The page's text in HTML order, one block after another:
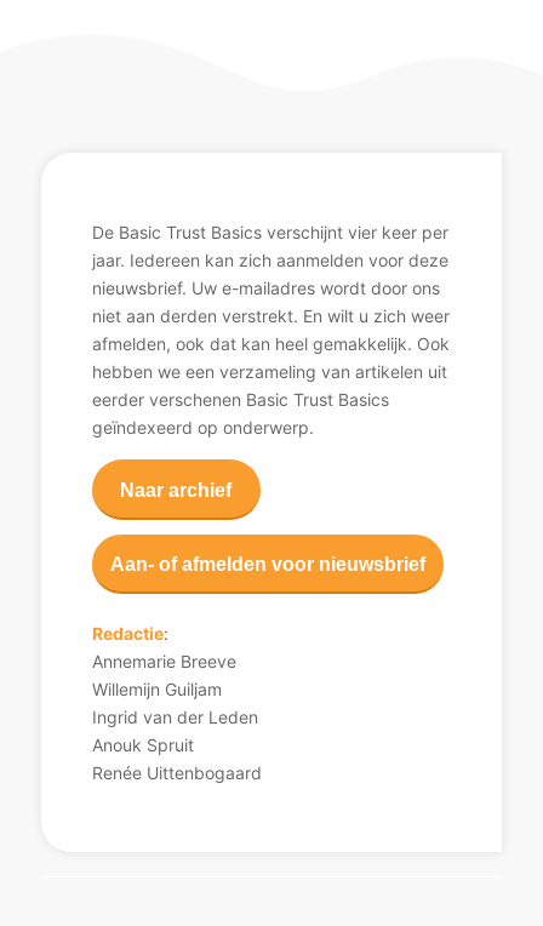
De Basic Trust Basics verschijnt vier keer per
jaar. Iedereen kan zich aanmelden voor deze
nieuwsbrief. Uw e-mailadres wordt door ons
niet aan derden verstrekt. En wilt u zich weer
afmelden, ook dat kan heel gemakkelijk. Ook
hebben we een verzameling van artikelen uit
eerder verschenen Basic Trust Basics
geïndexeerd op onderwerp.
Naar archief
Aan- of afmelden voor nieuwsbrief
Redactie:
Annemarie Breeve
Willemijn Guiljam
Ingrid van der Leden
Anouk Spruit
Renée Uittenbogaard